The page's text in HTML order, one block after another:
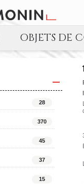
OBJETS DE
28
370
45
37
15